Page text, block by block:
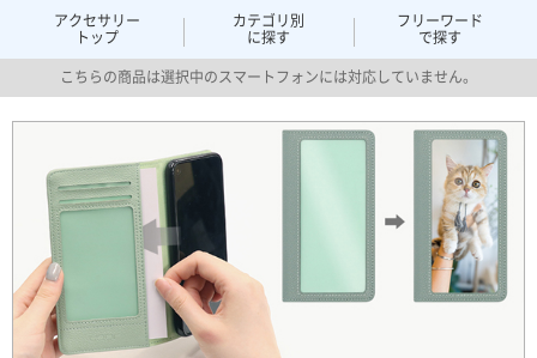
アクセサリー
トップ
カテゴリ別
に探す
フリーワード
で探す
こちらの商品は選択中のスマートフォンには対応していません。